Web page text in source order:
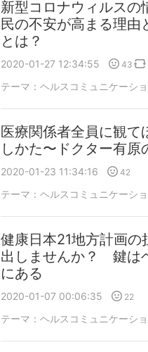
新型コロナウィルスの
民の不安が高まる理由
とは？
2020-01-27 12:34:55 43
テーマ： ヘルスコミュニケーシ
医療関係者全員に観て
しかた〜ドクター有原
2020-01-23 11:34:16 42
テーマ： ヘルスコミュニケーシ
健康日本21地方計画の
出しませんか？ 鍵は
にある
2020-01-07 00:06:35 22
テーマ： ヘルスコミュニケーシ